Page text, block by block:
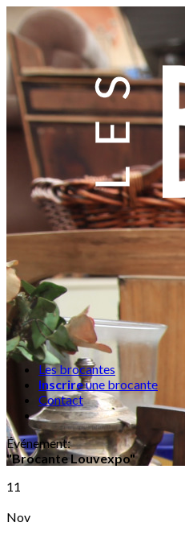
Les brocantes
Inscrireune brocante
Contact
Événement:
"Brocante Louvexpo"
11
Nov